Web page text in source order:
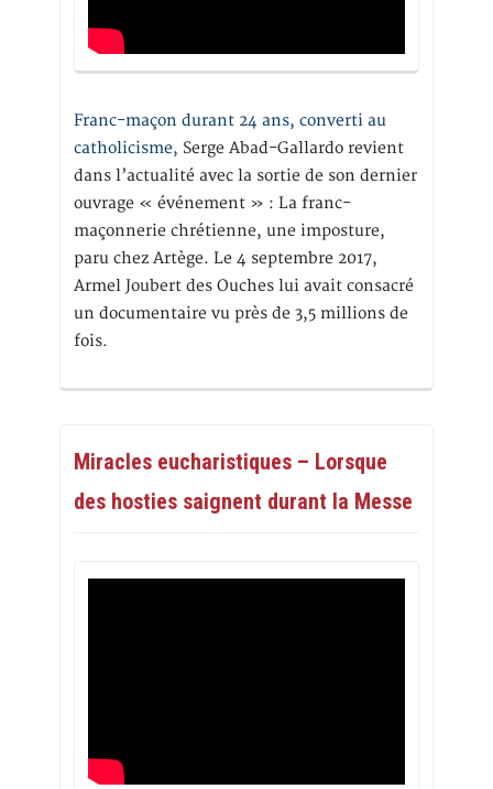
Franc-maçon durant 24 ans, converti au
catholicisme, Serge Abad-Gallardo revient
dans l’actualité avec la sortie de son dernier
ouvrage « événement » : La franc-
maçonnerie chrétienne, une imposture,
paru chez Artège. Le 4 septembre 2017,
Armel Joubert des Ouches lui avait consacré
un documentaire vu près de 3,5 millions de
fois.
Miracles eucharistiques – Lorsque
des hosties saignent durant la Messe